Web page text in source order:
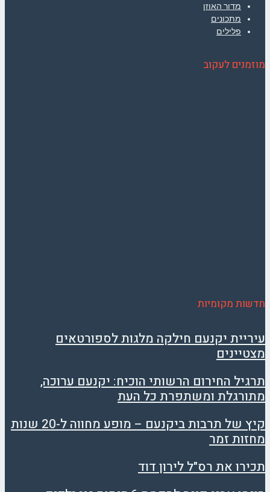
מדור האוזן
מתכונים
פלילים
מוזמנים לעקוב
חדשות מקומיות
עיריית יקנעם חילקה מלגות לספורטאים
מצטיינים
תרגיל החירום הרשותי הוכיח: יקנעם ערוכה,
מתורגלת ומשתפרת כל העת
קיץ של תרבות ביקנעם – מופע מחווה ל-20 שנות
מחזות זמר
תכירו את רס"ל לירון דוד